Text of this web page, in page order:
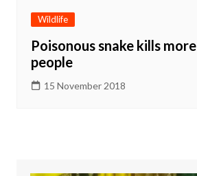
Wildlife
Poisonous snake kills
people
15 November 2018